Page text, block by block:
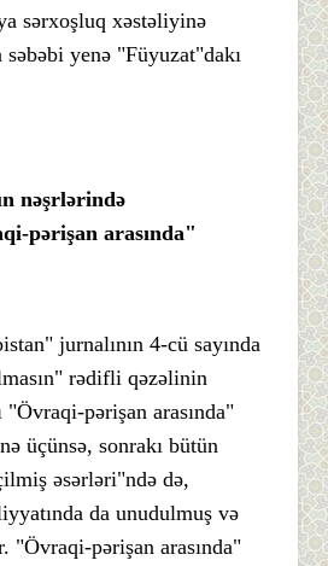
sərxoşluq xəstəliyinə
yenə "Füyuzat"dakı
nəşrlərində
pərişan arasında"
jurnalının 4-cü sayında
rədifli qəzəlinin
"Övraqi-pərişan arasında"
üçünsə, sonrakı bütün
əsərləri"ndə də,
da unudulmuş və
"Övraqi-pərişan arasında"